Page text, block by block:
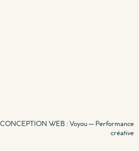
CONCEPTION WEB : Voyou — Performance
créative